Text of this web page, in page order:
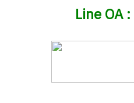
Line OA